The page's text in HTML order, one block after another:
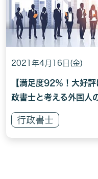
2021年4月16日(金)
【満足度92％！大好
政書士と考える外国人
行政書士